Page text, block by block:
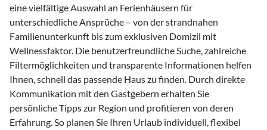
eine vielfältige Auswahl an Ferienhäusern für
unterschiedliche Ansprüche – von der strandnahen
Familienunterkunft bis zum exklusiven Domizil mit
Wellnessfaktor. Die benutzerfreundliche Suche, zahlreiche
Filtermöglichkeiten und transparente Informationen helfen
Ihnen, schnell das passende Haus zu finden. Durch direkte
Kommunikation mit den Gastgebern erhalten Sie
persönliche Tipps zur Region und profitieren von deren
Erfahrung. So planen Sie Ihren Urlaub individuell, flexibel